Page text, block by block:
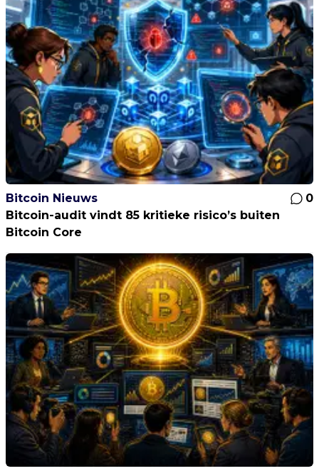
Bitcoin Nieuws
0
Bitcoin-audit vindt 85 kritieke risico’s buiten
Bitcoin Core